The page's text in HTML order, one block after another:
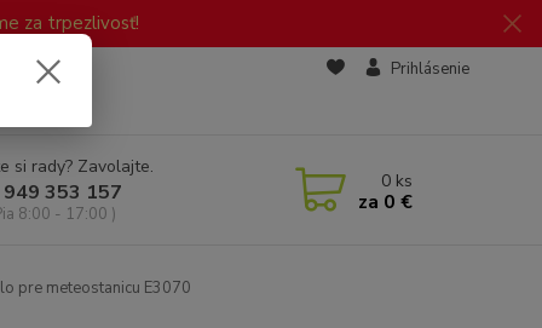
za trpezlivosť!
Prihlásenie
si rady? Zavolajte.
353 157
8:00 - 17:00 )
0 ks
za 0 €
pre meteostanicu E3070